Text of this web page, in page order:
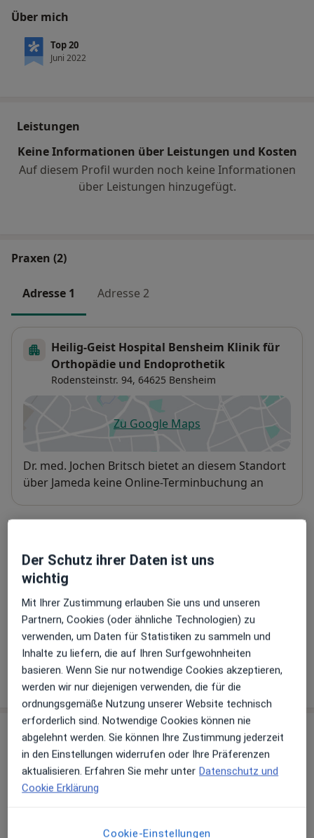
Über mich
Top 20
Juni 2022
Leistungen
Keine Informationen über Leistungen und Kosten
Auf diesem Profil wurden noch keine Informationen
über Leistungen hinzugefügt.
Praxen (2)
Adresse 1 Adresse 2
Heilig-Geist Hospital Bensheim Klinik für
Orthopädie und Endoprothetik
Rodensteinstr. 94, 64625 Bensheim
Zu Google Mapsöffnet in einer neuen
Verfügbarkeit
Dr. med. Jochen Britsch bietet an diesem Standort
über Jameda keine Online-Terminbuchung an
Zahlungsmodalitäten (private Besuche)
Akzeptierte Versicherungen
Details
Telefonnummer
06251... Telefonnummer anzeigen
06251 1... Telefonnummer anzeigen
Mehr Details anzeigen
über die Adresse
Erfahrungen
Bewerten
63 Bewertungen
Der Schutz ihrer Daten ist uns
wichtig
Mit Ihrer Zustimmung erlauben Sie uns und unseren
Partnern, Cookies (oder ähnliche Technologien) zu
verwenden, um Daten für Statistiken zu sammeln und
Inhalte zu liefern, die auf Ihren Surfgewohnheiten
basieren. Wenn Sie nur notwendige Cookies akzeptieren,
werden wir nur diejenigen verwenden, die für die
ordnungsgemäße Nutzung unserer Website technisch
erforderlich sind. Notwendige Cookies können nie
abgelehnt werden. Sie können Ihre Zustimmung jederzeit
in den Einstellungen widerrufen oder Ihre Präferenzen
aktualisieren. Erfahren Sie mehr unter Datenschutz und
Cookie Erklärung
Cookie-Einstellungen